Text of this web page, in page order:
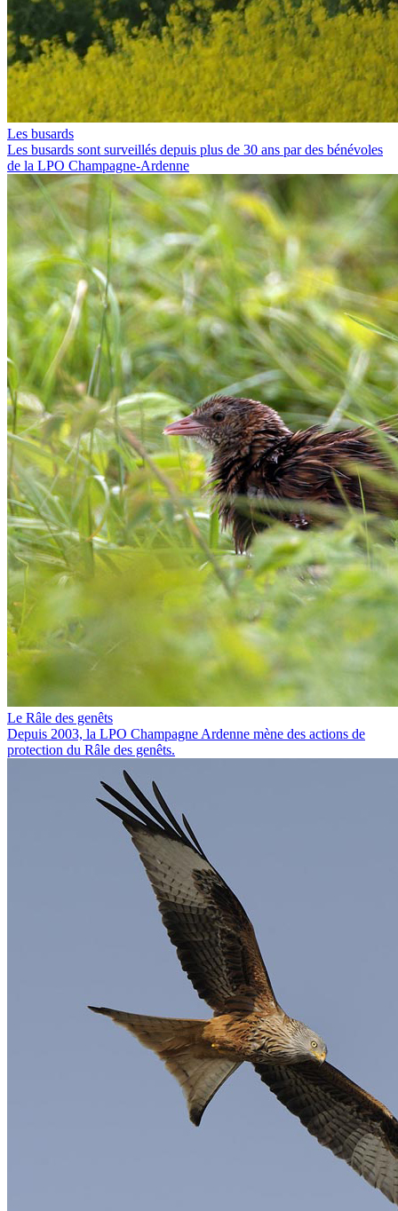
Les busards
Les busards sont surveillés depuis plus de 30 ans par des bénévoles
de la LPO Champagne-Ardenne
Le Râle des genêts
Depuis 2003, la LPO Champagne Ardenne mène des actions de
protection du Râle des genêts.